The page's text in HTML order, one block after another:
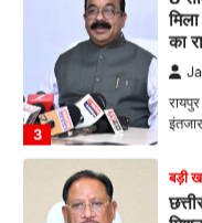
बड़ी
को